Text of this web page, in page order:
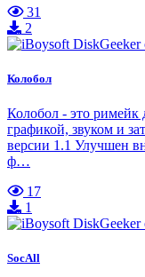
31
2
Колобол
Колобол - это римейк
графикой, звуком и
версии 1.1 Улучшен
ф…
17
1
SocAll